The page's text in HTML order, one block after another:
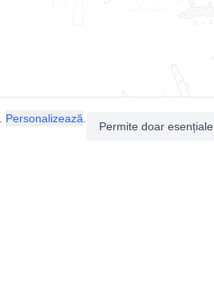
Personalizează
Permite doar esențiale